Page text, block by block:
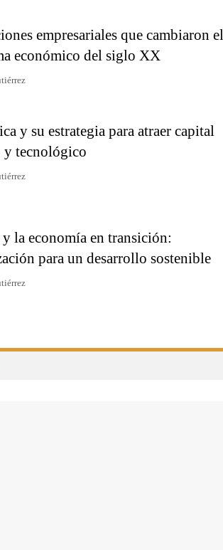
empresariales que cambiaron el
económico del siglo XX
y su estrategia para atraer capital
y tecnológico
la economía en transición:
para un desarrollo sostenible